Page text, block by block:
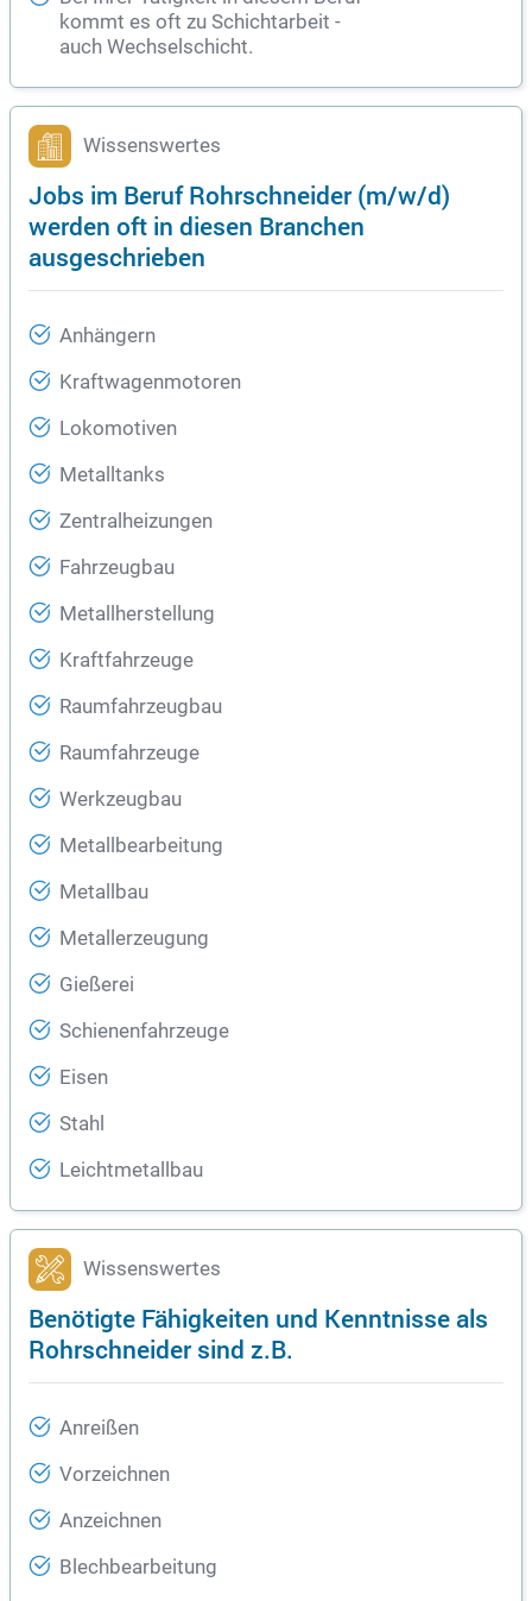
kommt es oft zu Schichtarbeit -
auch Wechselschicht.
Wissenswertes
Jobs im Beruf Rohrschneider (m/w/d)
werden oft in diesen Branchen
ausgeschrieben
Anhängern
Kraftwagenmotoren
Lokomotiven
Metalltanks
Zentralheizungen
Fahrzeugbau
Metallherstellung
Kraftfahrzeuge
Raumfahrzeugbau
Raumfahrzeuge
Werkzeugbau
Metallbearbeitung
Metallbau
Metallerzeugung
Gießerei
Schienenfahrzeuge
Eisen
Stahl
Leichtmetallbau
Wissenswertes
Benötigte Fähigkeiten und Kenntnisse als
Rohrschneider sind z.B.
Anreißen
Vorzeichnen
Anzeichnen
Blechbearbeitung